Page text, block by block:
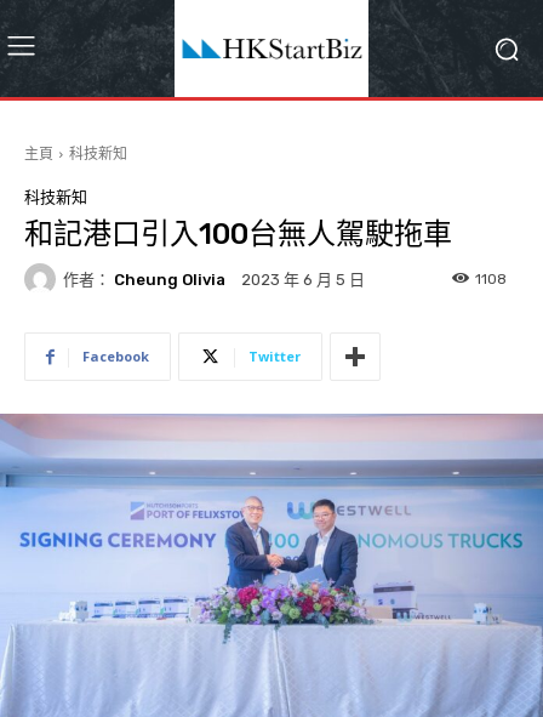
主頁 科技新知
科技新知
和記港口引入100台無人駕駛拖車
作者： Cheung Olivia 2023 年 6 月 5 日 1108
Facebook Twitter